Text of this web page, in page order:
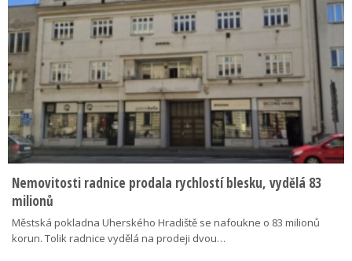
Nemovitosti radnice prodala rychlostí blesku, vydělá 83
milionů
Městská pokladna Uherského Hradiště se nafoukne o 83 milionů
korun. Tolik radnice vydělá na prodeji dvou…